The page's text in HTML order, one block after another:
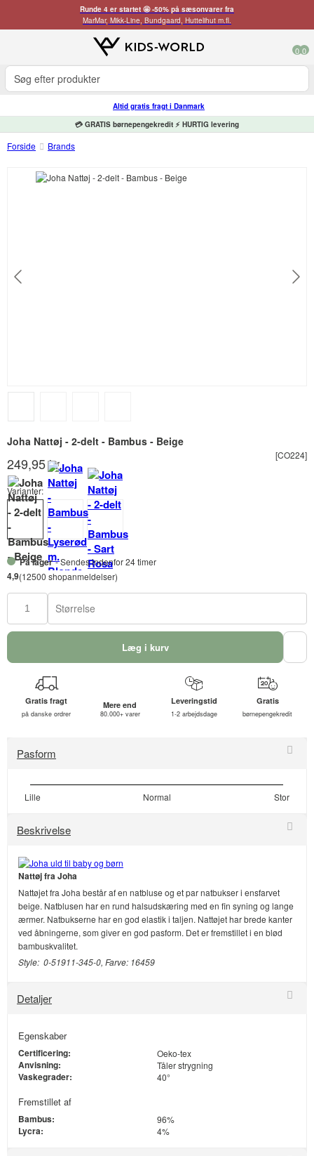
Runde 4 er startet 🤩 -50% på sæsonvarer fra
MarMar, Mikk-Line, Bundgaard, Huttelihut m.fl.
0 0
Altid gratis fragt i Danmark
💳 GRATIS børnepengekredit ⚡ HURTIG levering
Forside Brands
Joha Nattøj - 2-delt - Bambus - Beige
[CO224]
249,95 kr.
Varianter:
På lager- Sendes indenfor 24 timer
4,9(12500 shopanmeldelser)
Størrelse
Læg i kurv
Gratis fragt
på danske ordrer
Mere end
80.000+ varer
Leveringstid
1-2 arbejdsdage
Gratis
børnepengekredit
Pasform
Lille Normal Stor
Beskrivelse
Nattøj fra Joha
Nattøjet fra Joha består af en natbluse og et par natbukser i ensfarvet
beige. Natblusen har en rund halsudskæring med en fin syning og lange
ærmer. Natbukserne har en god elastik i taljen. Nattøjet har brede kanter
ved åbningerne, som giver en god pasform. Det er fremstillet i en blød
bambuskvalitet.
Style: 0-51911-345-0, Farve: 16459
Detaljer
Egenskaber
Certificering: Oeko-tex
Anvisning: Tåler strygning
Vaskegrader: 40°
Fremstillet af
Bambus: 96%
Lycra: 4%